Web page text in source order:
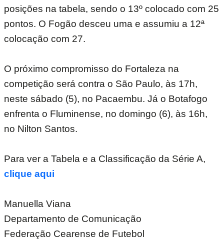
posições na tabela, sendo o 13º colocado com 25
pontos. O Fogão desceu uma e assumiu a 12ª
colocação com 27.
O próximo compromisso do Fortaleza na
competição será contra o São Paulo, às 17h,
neste sábado (5), no Pacaembu. Já o Botafogo
enfrenta o Fluminense, no domingo (6), às 16h,
no Nilton Santos.
Para ver a Tabela e a Classificação da Série A,
clique aqui
Manuella Viana
Departamento de Comunicação
Federação Cearense de Futebol